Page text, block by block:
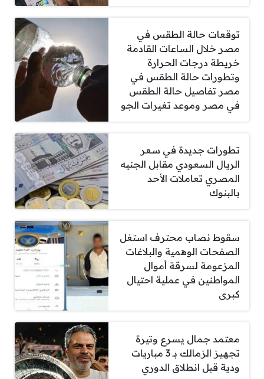
توقعات حالة الطقس في
مصر خلال الساعات القادمة
خريطة درجات الحرارة
وتطورات حالة الطقس في
مصر تفاصيل حالة الطقس
في مصر وموعد تغيرات الجو
تطورات جديدة في سعر
الريال السعودي مقابل الجنيه
المصري تعاملات الأحد
بالبنوك
سقوط نصاب محترف استغل
الصفحات الوهمية والبلاغات
المزعومة لسرقة أموال
المواطنين في عملية احتيال
كبرى
معتمد جمال يسرع وتيرة
تجهيز الزمالك بـ 3 مباريات
ودية قبل انطلاق الدوري